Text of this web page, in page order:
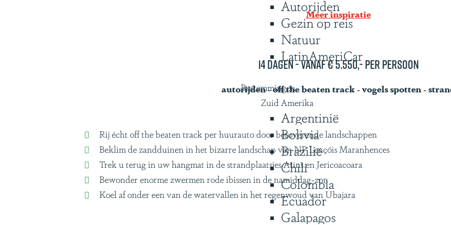
Autorijden
Gezin op reis
Natuur
LatinAmeriCar
Bestemmingen
Zuid Amerika
Argentinië
Bolivia
Brazilië
Chili
Colombia
Ecuador
Galapagos
Meer inspiratie
14 dagen - vanaf € 5.550,- per persoon
autorijden - off the beaten track - vogels spotten -
Rij écht off the beaten track per huurauto door betoverende landschappen
Beklim de zandduinen in het bizarre landschap van NP Lençóis Maranhences
Trek u terug in uw hangmat in de strandplaatsjes Atins en Jericoacoara
Bewonder enorme zwermen rode ibissen in de namiddag-zon
Koel af onder een van de watervallen in het regenwoud van Ubajara